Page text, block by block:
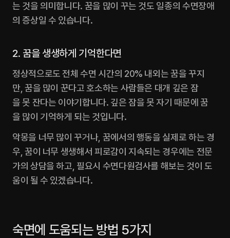
는 것을 의미합니다. 꿈을 많이 꾸는 것도 일종의 수면장애
의 증상일 수 있습니다.
2. 꿈을 생생하게 기억한다면
정상적으로도 전체 수면 시간의 20% 내외는 꿈을 꾸지
만, 꿈을 많이 꾼다고 호소하는 사람들은 대개 깊은 잠
을 못 잔다는 이야기합니다. 깊은 잠을 못 자기 때문에 꿈
을 많이 기억하게 되는 것입니다.
악몽을 너무 많이 꾸거나, 꿈에서의 행동을 실제로 하는 경
우, 꿈이 너무 생생해서 피로감이 지속되는 경우에는 전문
가의 상담을 하고, 필요시 수면다원검사를 해보는 것이 도
움이 될 수 있겠습니다.
숙면에 도움되는 방법 5가지